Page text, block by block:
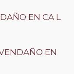
EN CA L
EN